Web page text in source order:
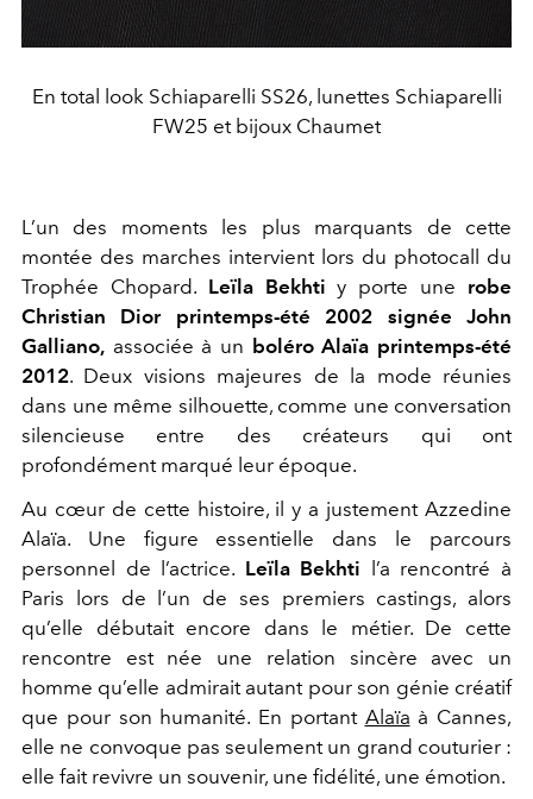
En total look Schiaparelli SS26, lunettes Schiaparelli
FW25 et bijoux Chaumet
L’un des moments les plus marquants de cette
montée des marches intervient lors du photocall du
Trophée Chopard. Leïla Bekhti y porte une robe
Christian Dior printemps-été 2002 signée John
Galliano, associée à un boléro Alaïa printemps-été
2012. Deux visions majeures de la mode réunies
dans une même silhouette, comme une conversation
silencieuse entre des créateurs qui ont
profondément marqué leur époque.
Au cœur de cette histoire, il y a justement Azzedine
Alaïa. Une figure essentielle dans le parcours
personnel de l’actrice. Leïla Bekhti l’a rencontré à
Paris lors de l’un de ses premiers castings, alors
qu’elle débutait encore dans le métier. De cette
rencontre est née une relation sincère avec un
homme qu’elle admirait autant pour son génie créatif
que pour son humanité. En portant Alaïa à Cannes,
elle ne convoque pas seulement un grand couturier :
elle fait revivre un souvenir, une fidélité, une émotion.